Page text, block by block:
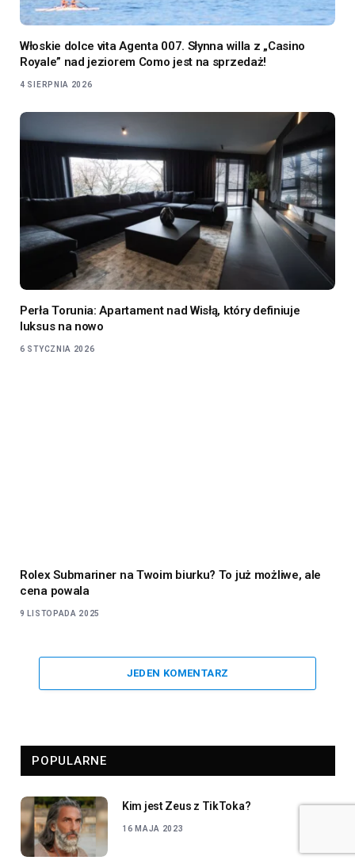
Włoskie dolce vita Agenta 007. Słynna willa z „Casino
Royale” nad jeziorem Como jest na sprzedaż!
4 SIERPNIA 2026
Perła Torunia: Apartament nad Wisłą, który definiuje
luksus na nowo
6 STYCZNIA 2026
Rolex Submariner na Twoim biurku? To już możliwe, ale
cena powala
9 LISTOPADA 2025
JEDEN KOMENTARZ
POPULARNE
Kim jest Zeus z TikToka?
16 MAJA 2023